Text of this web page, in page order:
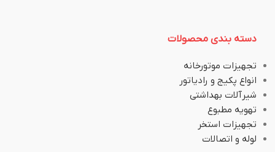
دسته بندی محصولات
تجهیزات موتورخانه
انواع پکیج و رادیاتور
شیرآلات بهداشتی
تهویه مطبوع
تجهیزات استخر
لوله و اتصالات